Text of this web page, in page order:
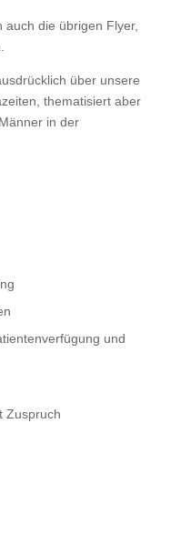
die übrigen Flyer,
über unsere
thematisiert aber
in der
und
Zuspruch